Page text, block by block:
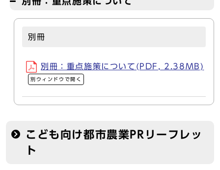
別冊
別冊：重点施策について(PDF, 2.38MB)
別ウィンドウで開く
こども向け都市農業PRリーフレッ
ト